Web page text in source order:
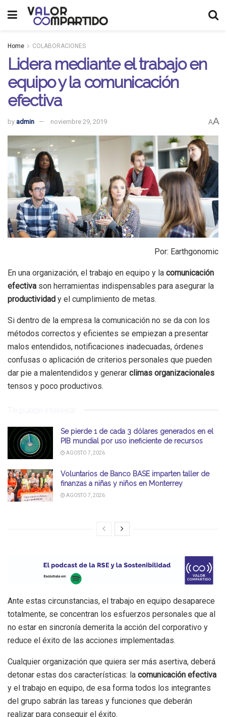
Home COLABORACIONES
Lidera mediante el trabajo en
equipo y la comunicación
efectiva
by admin noviembre 29, 2019 AA
Por: Earthgonomic
En una organización, el trabajo en equipo y la comunicación
efectiva son herramientas indispensables para asegurar la
productividad y el cumplimiento de metas.
Si dentro de la empresa la comunicación no se da con los
métodos correctos y eficientes se empiezan a presentar
malos entendidos, notificaciones inadecuadas, órdenes
confusas o aplicación de criterios personales que pueden
dar pie a malentendidos y generar climas organizacionales
tensos y poco productivos.
Te puede interesar
Se pierde 1 de cada 3 dólares generados en el
PIB mundial por uso ineficiente de recursos
AGOSTO 7, 2026
Voluntarios de Banco BASE imparten taller de
finanzas a niñas y niños en Monterrey
AGOSTO 7, 2026
Ante estas circunstancias, el trabajo en equipo desaparece
totalmente, se concentran los esfuerzos personales que al
no estar en sincronía demerita la acción del corporativo y
reduce el éxito de las acciones implementadas.
Cualquier organización que quiera ser más asertiva, deberá
detonar estas dos características: la comunicación efectiva
y el trabajo en equipo, de esa forma todos los integrantes
del grupo sabrán las tareas y funciones que deberán
realizar para conseguir el éxito.